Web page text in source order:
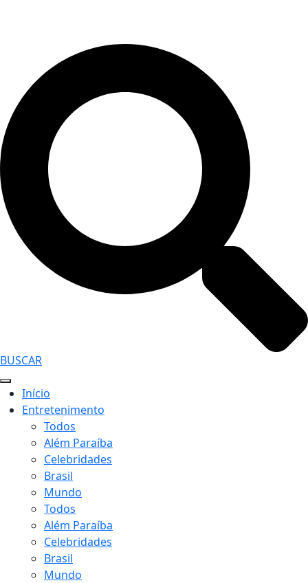
BUSCAR
Início
Entretenimento
Todos
Além Paraíba
Celebridades
Brasil
Mundo
Todos
Além Paraíba
Celebridades
Brasil
Mundo